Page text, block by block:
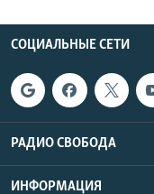
СОЦИАЛЬНЫЕ СЕТИ
РАДИО СВОБОДА
ИНФОРМАЦИЯ